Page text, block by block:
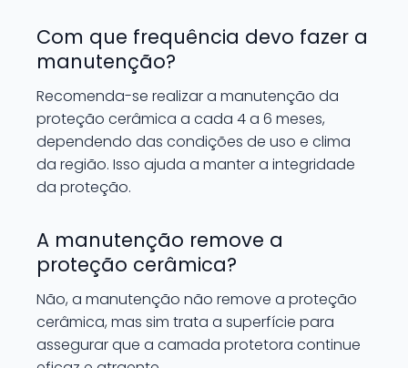
Com que frequência devo fazer a
manutenção?
Recomenda-se realizar a manutenção da
proteção cerâmica a cada 4 a 6 meses,
dependendo das condições de uso e clima
da região. Isso ajuda a manter a integridade
da proteção.
A manutenção remove a
proteção cerâmica?
Não, a manutenção não remove a proteção
cerâmica, mas sim trata a superfície para
assegurar que a camada protetora continue